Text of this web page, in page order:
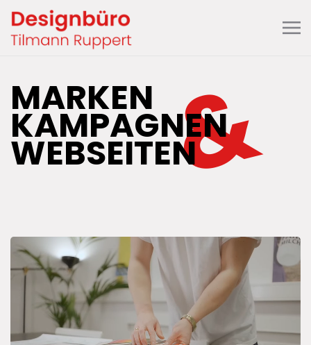
MARKEN
KAMPAGNEN
&
WEBSEITEN